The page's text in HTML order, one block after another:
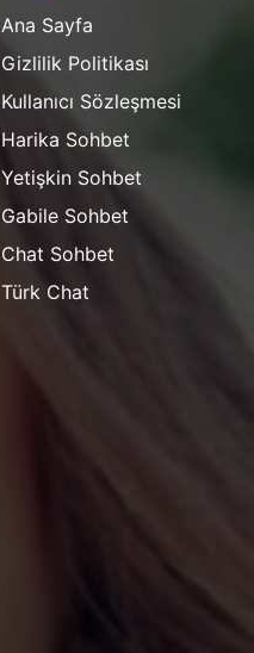
Ana Sayfa
Gizlilik Politikası
Kullanıcı Sözleşmesi
Harika Sohbet
Yetişkin Sohbet
Gabile Sohbet
Chat Sohbet
Türk Chat